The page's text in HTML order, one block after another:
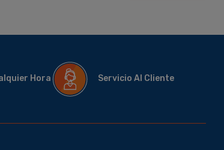
Hora Servicio Al Cliente